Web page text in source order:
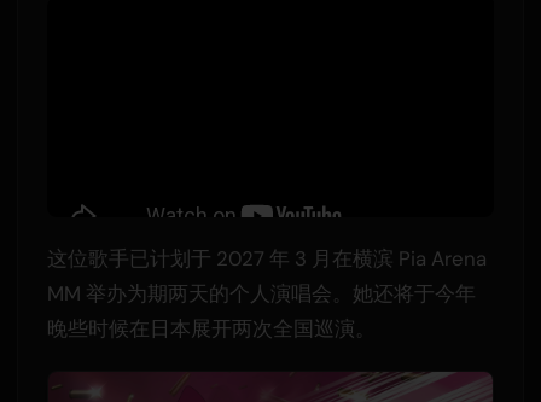
这位歌手已计划于 2027 年 3 月在横滨 Pia Arena
MM 举办为期两天的个人演唱会。她还将于今年
晚些时候在日本展开两次全国巡演。